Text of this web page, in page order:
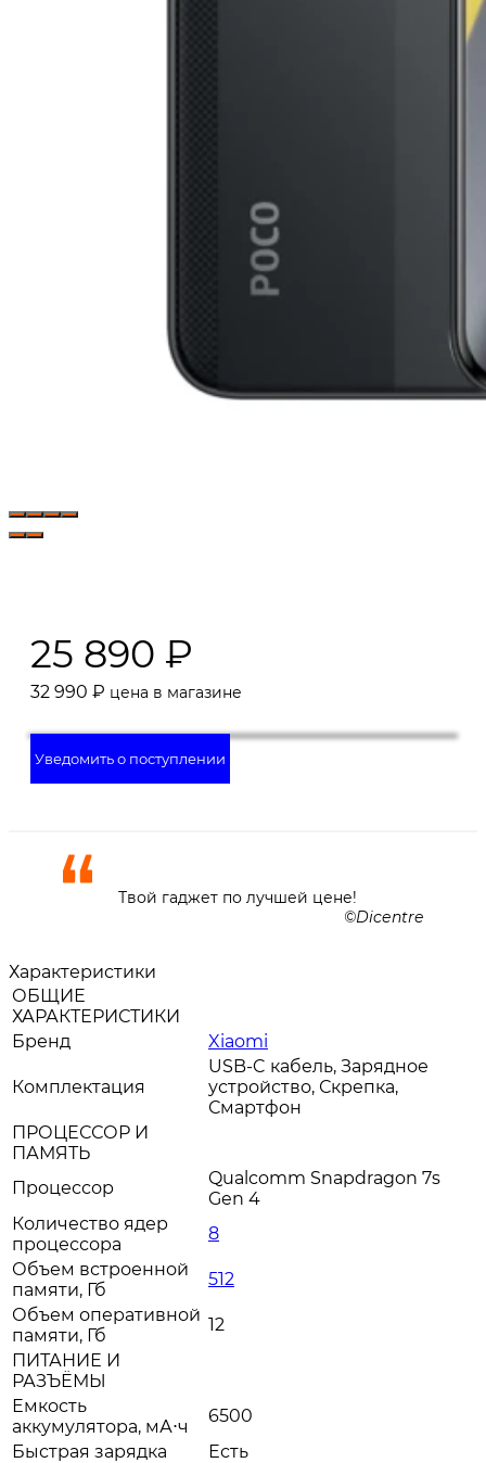
25 890 ₽
32 990 ₽ цена в магазине
Уведомить о поступлении
Твой гаджет по лучшей цене!
Dicentre
Характеристики
ОБЩИЕ
ХАРАКТЕРИСТИКИ
Бренд
Xiaomi
Комплектация
USB-C кабель, Зарядное
устройство, Скрепка,
Смартфон
ПРОЦЕССОР И
ПАМЯТЬ
Процессор
Qualcomm Snapdragon 7s
Gen 4
Количество ядер
процессора
8
Объем встроенной
памяти, Гб
512
Объем оперативной
памяти, Гб
12
ПИТАНИЕ И
РАЗЪЁМЫ
Емкость
аккумулятора, мА⋅ч
6500
Быстрая зарядка
Есть